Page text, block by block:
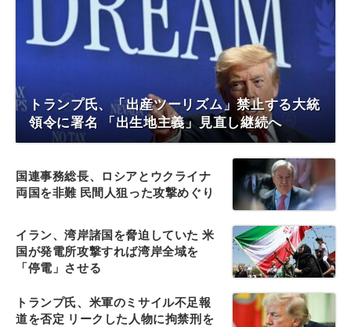
トランプ氏、「出産ツーリズム」禁止する大統
領令に署名 「出生地主義」見直し継続へ
国連事務総長、ロシアとウクライナ
両国を非難 民間人狙った攻撃めぐり
イラン、湾岸諸国を脅迫していた 米
国が発電所攻撃すれば湾岸全域を
「停電」させる
トランプ氏、米軍のミサイル不足報
道を否定 リークした人物に拘禁刑を